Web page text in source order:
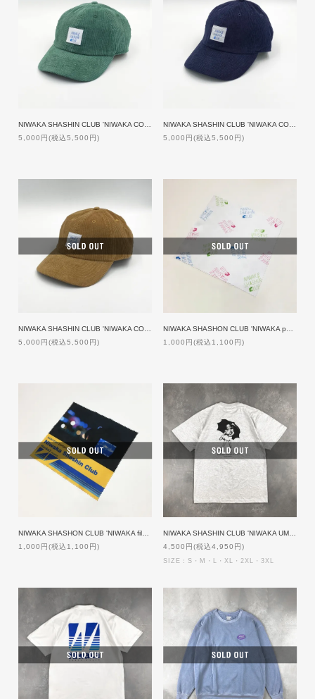
5,000円(税込5,500円)
5,000円(税込5,500円)
5,000円(税込5,500円)
1,000円(税込1,100円)
1,000円(税込1,100円)
4,500円(税込4,950円)
SIZE：S・M・L・XL・2XL・3XL